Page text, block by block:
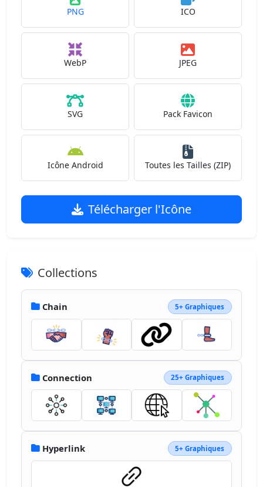
PNG ICO
WebP JPEG
SVG Pack Favicon
Icône Android Toutes les Tailles (ZIP)
Télécharger l'Icône
Collections
Chain 5+ Graphiques
Connection 25+ Graphiques
Hyperlink 5+ Graphiques